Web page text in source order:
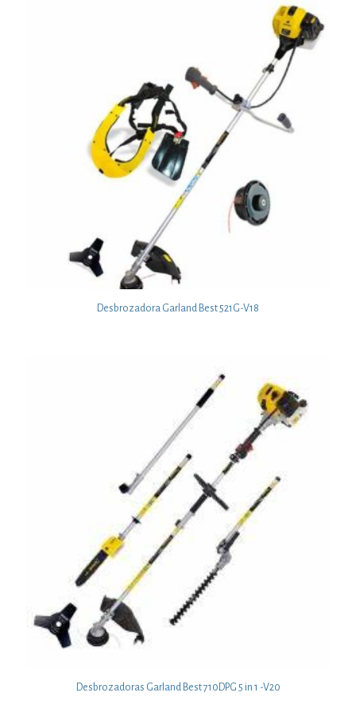
Desbrozadora Garland Best 521G-V18
Desbrozadoras Garland Best 710DPG 5 in 1 -V20